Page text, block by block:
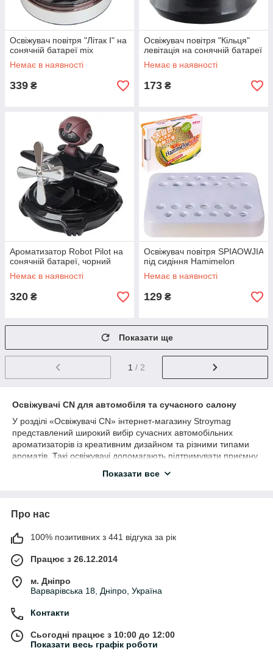
Освіжувач повітря "Літак I" на
сонячній батареї mix
Немає в наявності
339 ₴
Освіжувач повітря "Кільця"
левітація на сонячній батареї
Немає в наявності
173 ₴
Ароматизатор Robot Pilot на
сонячній батареї, чорний
Немає в наявності
320 ₴
Освіжувач повітря SPIAOWJIA
під сидіння Hamimelon
Немає в наявності
129 ₴
Показати ще
1 / 2
Освіжувачі CN для автомобіля та сучасного салону
У розділі «Освіжувачі CN» інтернет-магазину Stroymag
представлений широкий вибір сучасних автомобільних
ароматизаторів із креативним дизайном та різними типами
ароматів. Такі освіжувачі допомагають підтримувати приємну
ароматизатори та сучасні дизайнерські аксесуари для
Що входить у категорію «Освіжувачі
CN»
• автомобільні ароматизатори CN
• освіжувачі повітря для авто
• освіжувачі на сонячній батареї
• LED-ароматизатори
• гелеві освіжувачі
• парфумовані ароматизатори
Показати все
Про нас
100% позитивних з 441 відгука за рік
Працює з 26.12.2014
м. Дніпро
Варварівська 18, Дніпро, Україна
Контакти
Сьогодні працює з 10:00 до 12:00
Показати весь графік роботи